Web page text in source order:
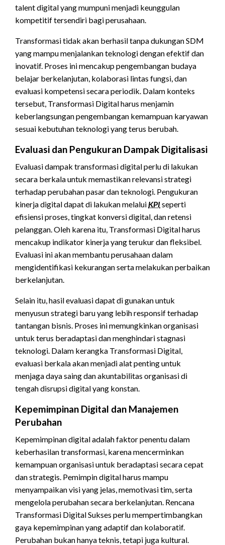
talent digital yang mumpuni menjadi keunggulan
kompetitif tersendiri bagi perusahaan.
Transformasi tidak akan berhasil tanpa dukungan SDM
yang mampu menjalankan teknologi dengan efektif dan
inovatif. Proses ini mencakup pengembangan budaya
belajar berkelanjutan, kolaborasi lintas fungsi, dan
evaluasi kompetensi secara periodik. Dalam konteks
tersebut, Transformasi Digital harus menjamin
keberlangsungan pengembangan kemampuan karyawan
sesuai kebutuhan teknologi yang terus berubah.
Evaluasi dan Pengukuran Dampak Digitalisasi
Evaluasi dampak transformasi digital perlu di lakukan
secara berkala untuk memastikan relevansi strategi
terhadap perubahan pasar dan teknologi. Pengukuran
kinerja digital dapat di lakukan melalui KPIseperti
efisiensi proses, tingkat konversi digital, dan retensi
pelanggan. Oleh karena itu, Transformasi Digital harus
mencakup indikator kinerja yang terukur dan fleksibel.
Evaluasi ini akan membantu perusahaan dalam
mengidentifikasi kekurangan serta melakukan perbaikan
berkelanjutan.
Selain itu, hasil evaluasi dapat di gunakan untuk
menyusun strategi baru yang lebih responsif terhadap
tantangan bisnis. Proses ini memungkinkan organisasi
untuk terus beradaptasi dan menghindari stagnasi
teknologi. Dalam kerangka Transformasi Digital,
evaluasi berkala akan menjadi alat penting untuk
menjaga daya saing dan akuntabilitas organisasi di
tengah disrupsi digital yang konstan.
Kepemimpinan Digital dan Manajemen
Perubahan
Kepemimpinan digital adalah faktor penentu dalam
keberhasilan transformasi, karena mencerminkan
kemampuan organisasi untuk beradaptasi secara cepat
dan strategis. Pemimpin digital harus mampu
menyampaikan visi yang jelas, memotivasi tim, serta
mengelola perubahan secara berkelanjutan. Rencana
Transformasi Digital Sukses perlu mempertimbangkan
gaya kepemimpinan yang adaptif dan kolaboratif.
Perubahan bukan hanya teknis, tetapi juga kultural.